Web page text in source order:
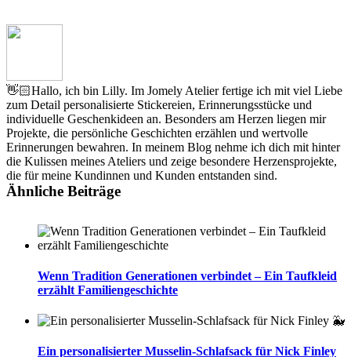
👋🏻Hallo, ich bin Lilly. Im Jomely Atelier fertige ich mit viel Liebe
zum Detail personalisierte Stickereien, Erinnerungsstücke und
individuelle Geschenkideen an. Besonders am Herzen liegen mir
Projekte, die persönliche Geschichten erzählen und wertvolle
Erinnerungen bewahren. In meinem Blog nehme ich dich mit hinter
die Kulissen meines Ateliers und zeige besondere Herzensprojekte,
die für meine Kundinnen und Kunden entstanden sind.
Ähnliche Beiträge
Wenn Tradition Generationen verbindet – Ein Taufkleid
erzählt Familiengeschichte
Ein personalisierter Musselin-Schlafsack für Nick Finley